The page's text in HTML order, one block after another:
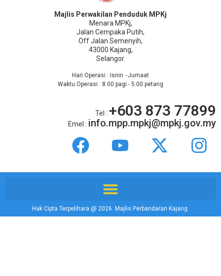
Majlis Perwakilan Penduduk MPKj
Menara MPKj,
Jalan Cempaka Putih,
Off Jalan Semenyih,
43000 Kajang,
Selangor.
Hari Operasi : Isnin - Jumaat
Waktu Operasi : 8.00 pagi - 5.00 petang
Tel : +603 873 77899
Emel : info.mpp.mpkj@mpkj.gov.my
Hak Cipta Terpelihara @ 2026. Majlis Perbandaran Kajang.